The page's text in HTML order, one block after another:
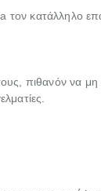
κατάλληλο
πιθανόν να μη